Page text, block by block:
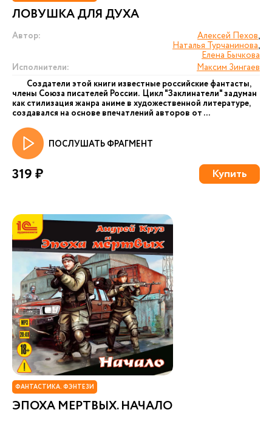
ЛОВУШКА ДЛЯ ДУХА
Автор: Алексей Пехов,
Наталья Турчанинова,
Елена Бычкова
Исполнители:
Максим Зингаев
Создатели этой книги известные российские фантасты,
члены Союза писателей России. Цикл "Заклинатели" задуман
как стилизация жанра аниме в художественной литературе,
создавался на основе впечатлений авторов от ...
ПОСЛУШАТЬ ФРАГМЕНТ
319 ₽ Купить
ФАНТАСТИКА. ФЭНТЕЗИ
ЭПОХА МЕРТВЫХ. НАЧАЛО